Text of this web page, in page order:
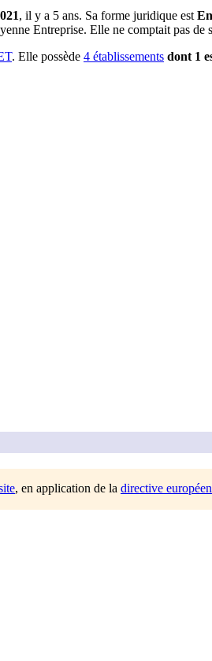
, il y a 5 ans. Sa forme juridique est
Entreprise. Elle ne comptait pas de
. Elle possède 4 établissements dont 1
, en application de la directive